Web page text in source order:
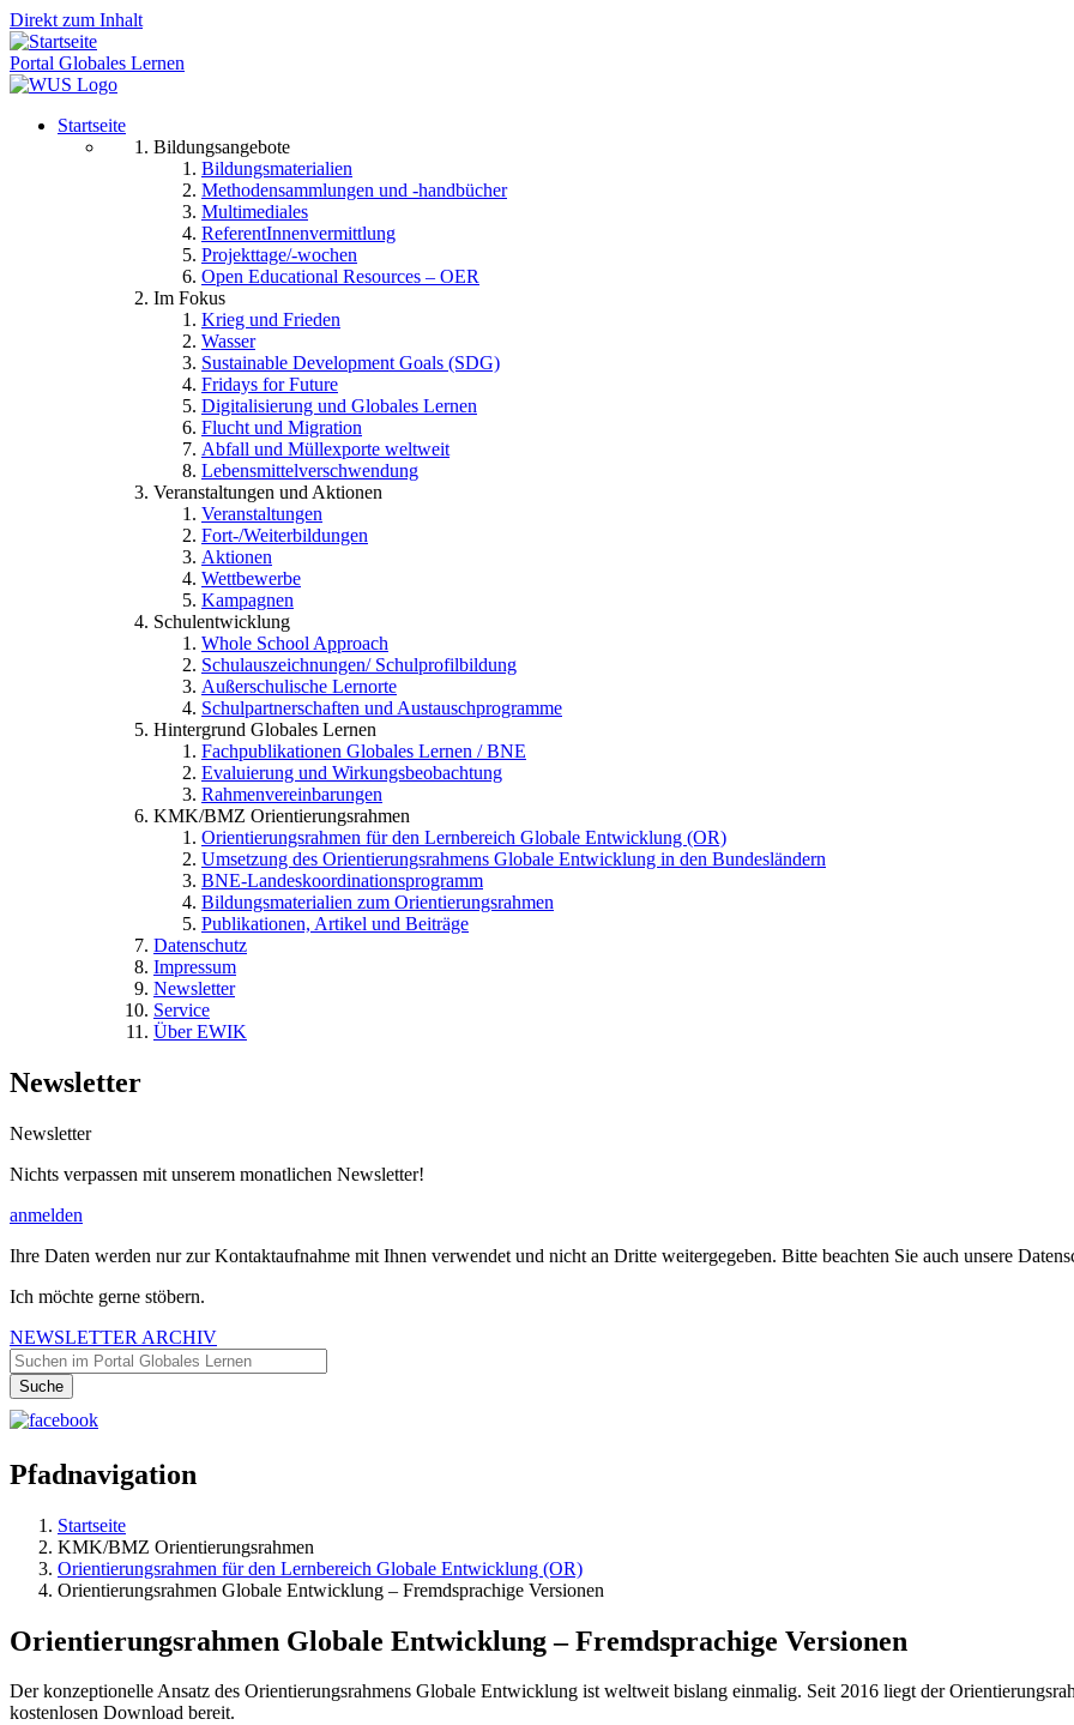
Direkt zum Inhalt
Portal Globales Lernen
Startseite
Bildungsangebote
Bildungsmaterialien
Methodensammlungen und -handbücher
Multimediales
ReferentInnenvermittlung
Projekttage/-wochen
Open Educational Resources – OER
Im Fokus
Krieg und Frieden
Wasser
Sustainable Development Goals (SDG)
Fridays for Future
Digitalisierung und Globales Lernen
Flucht und Migration
Abfall und Müllexporte weltweit
Lebensmittelverschwendung
Veranstaltungen und Aktionen
Veranstaltungen
Fort-/Weiterbildungen
Aktionen
Wettbewerbe
Kampagnen
Schulentwicklung
Whole School Approach
Schulauszeichnungen/ Schulprofilbildung
Außerschulische Lernorte
Schulpartnerschaften und Austauschprogramme
Hintergrund Globales Lernen
Fachpublikationen Globales Lernen / BNE
Evaluierung und Wirkungsbeobachtung
Rahmenvereinbarungen
KMK/BMZ Orientierungsrahmen
Orientierungsrahmen für den Lernbereich Globale Entwicklung (OR)
Umsetzung des Orientierungsrahmens Globale Entwicklung in den Bundesländern
BNE-Landeskoordinationsprogramm
Bildungsmaterialien zum Orientierungsrahmen
Publikationen, Artikel und Beiträge
Datenschutz
Impressum
Newsletter
Service
Über EWIK
Newsletter
Newsletter
Nichts verpassen mit unserem monatlichen Newsletter!
anmelden
Ihre Daten werden nur zur Kontaktaufnahme mit Ihnen verwendet und nicht an Dritte weitergegeben. Bitte beachten Sie auch unsere
Ich möchte gerne stöbern.
NEWSLETTER ARCHIV
Pfadnavigation
Startseite
KMK/BMZ Orientierungsrahmen
Orientierungsrahmen für den Lernbereich Globale Entwicklung (OR)
Orientierungsrahmen Globale Entwicklung – Fremdsprachige Versionen
Orientierungsrahmen Globale Entwicklung – Fremdsprachige Versionen
Der konzeptionelle Ansatz des Orientierungsrahmens Globale Entwicklung ist weltweit bislang einmalig. Seit 2016 liegt der
kostenlosen Download bereit.